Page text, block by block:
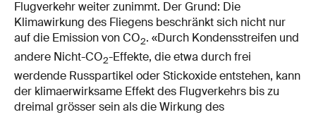
Flugverkehr weiter zunimmt. Der Grund: Die
Klimawirkung des Fliegens beschränkt sich nicht nur
auf die Emission von CO2. «Durch Kondensstreifen und
andere Nicht-CO2-Effekte, die etwa durch frei
werdende Russpartikel oder Stickoxide entstehen, kann
der klimaerwirksame Effekt des Flugverkehrs bis zu
dreimal grösser sein als die Wirkung des